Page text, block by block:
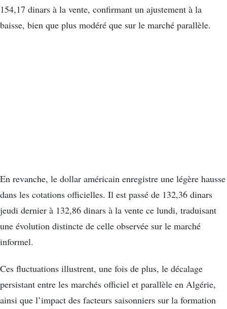
154,17 dinars à la vente, confirmant un ajustement à la
baisse, bien que plus modéré que sur le marché parallèle.
En revanche, le dollar américain enregistre une légère hausse
dans les cotations officielles. Il est passé de 132,36 dinars
jeudi dernier à 132,86 dinars à la vente ce lundi, traduisant
une évolution distincte de celle observée sur le marché
informel.
Ces fluctuations illustrent, une fois de plus, le décalage
persistant entre les marchés officiel et parallèle en Algérie,
ainsi que l’impact des facteurs saisonniers sur la formation